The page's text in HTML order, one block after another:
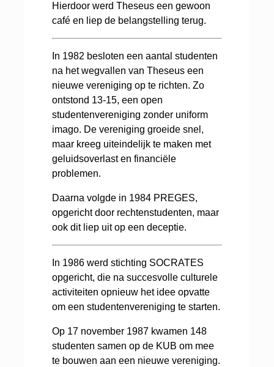
Hierdoor werd Theseus een gewoon
café en liep de belangstelling terug.
In 1982 besloten een aantal studenten
na het wegvallen van Theseus een
nieuwe vereniging op te richten. Zo
ontstond 13-15, een open
studentenvereniging zonder uniform
imago. De vereniging groeide snel,
maar kreeg uiteindelijk te maken met
geluidsoverlast en financiële
problemen.
Daarna volgde in 1984 PREGES,
opgericht door rechtenstudenten, maar
ook dit liep uit op een deceptie.
In 1986 werd stichting SOCRATES
opgericht, die na succesvolle culturele
activiteiten opnieuw het idee opvatte
om een studentenvereniging te starten.
Op 17 november 1987 kwamen 148
studenten samen op de KUB om mee
te bouwen aan een nieuwe vereniging.